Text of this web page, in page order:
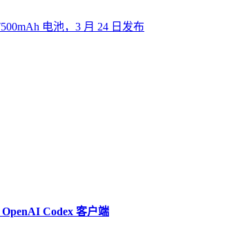
电池，3 月 24 日发布
Codex 客户端